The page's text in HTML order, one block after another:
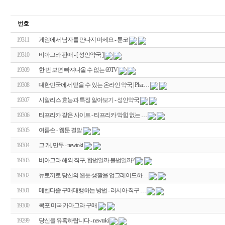
번호
19311 게임에서 남자를 만나지 마세요 - 툰코
19310 비아그라 판매 - [ 성인약국 ]
19309 한 번 보면 빠져나올 수 없는 69TV
19308 대한민국에서 믿을 수 있는 온라인 약국 | Phar…
19307 시알리스 효능과 특징 알아보기 - 성인약국
19306 티프리카 같은 사이트 - 티프리카 막힘 없는 …
19305 여름손 - 웹툰 결말
19304 그 개, 만두 - newtoki
19303 비아그라 해외 직구, 합법일까 불법일까?
19302 뉴토끼로 당신의 웹툰 생활을 업그레이드하…
19301 메벤다졸 구매대행하는 방법 - 러시아 직구 …
19300 목포 미국 카마그라 구매
19299 당신을 유혹하랍니다 - newtoki